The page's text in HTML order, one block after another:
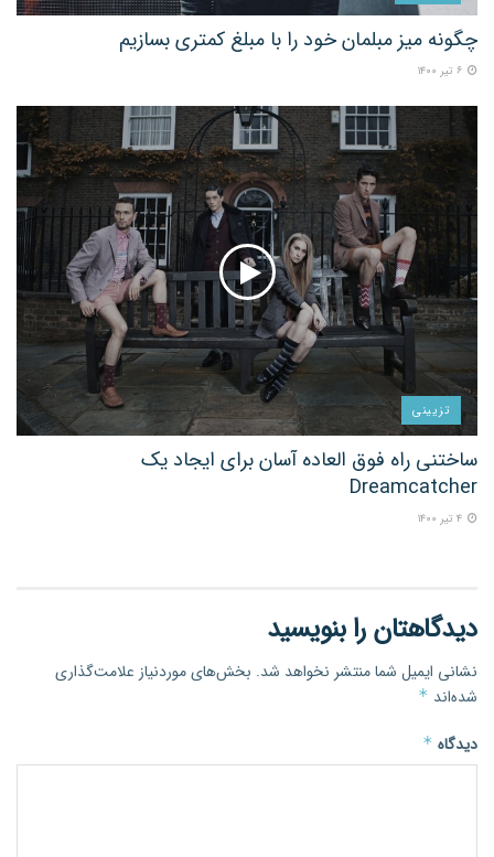
چگونه میز مبلمان خود را با مبلغ کمتری بسازیم
تزیینی
ساختنی راه فوق العاده آسان برای ایجاد یک
Dreamcatcher
دیدگاهتان را بنویسید
نشانی ایمیل شما منتشر نخواهد شد. بخش‌های موردنیاز علامت‌گذاری
شده‌اند *
دیدگاه *